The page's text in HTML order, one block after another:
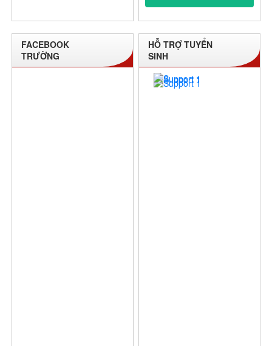
FACEBOOK
TRƯỜNG
HỖ TRỢ TUYỂN
SINH